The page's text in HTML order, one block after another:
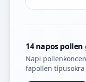
14 napos
Napi
fapollen típusokra